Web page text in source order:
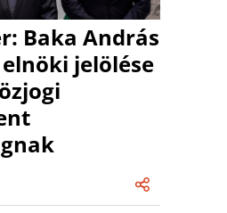
Baka András
jelölése